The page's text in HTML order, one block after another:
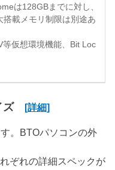
は128GBまでに対し、
載メモリ制限は別途あ
等仮想環境機能、Bit Loc
ズ [詳細]
。BTOパソコンの外
ぞれの詳細スペックが